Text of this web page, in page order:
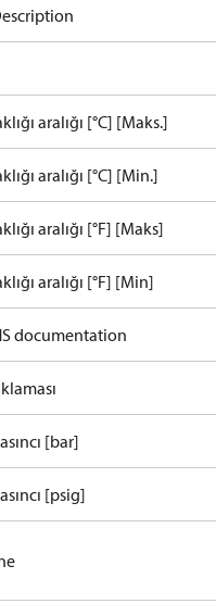
aralığı [°C] [Maks.]
aralığı [°C] [Min.]
aralığı [°F] [Maks]
aralığı [°F] [Min]
documentation
[bar]
[psig]